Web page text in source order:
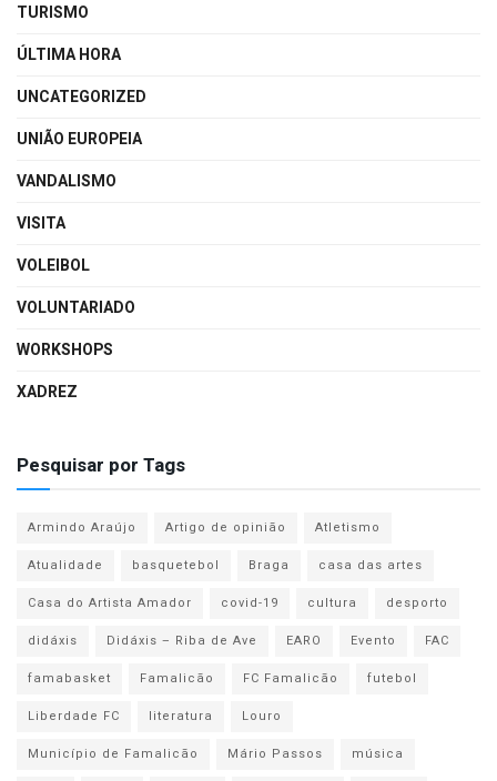
TURISMO
ÚLTIMA HORA
UNCATEGORIZED
UNIÃO EUROPEIA
VANDALISMO
VISITA
VOLEIBOL
VOLUNTARIADO
WORKSHOPS
XADREZ
Pesquisar por Tags
Armindo Araújo Artigo de opinião
Atletismo
Atualidade
basquetebol Braga
casa das artes
Casa do Artista Amador
covid-19 cultura
desporto
didáxis
Didáxis – Riba de Ave EARO Evento
FAC
famabasket
Famalicão FC Famalicão
futebol
Liberdade FC
literatura
Louro
Município de Famalicão
Mário Passos
música